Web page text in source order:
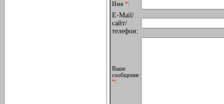
Имя*:
E-Mail/
сайт/
телефон:
Ваше
сообщение
*: